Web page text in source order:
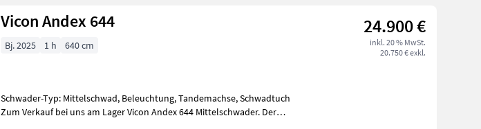
Vicon Andex 644 24.900 €
inkl. 20 % MwSt.
20.750 € exkl.
Bj. 2025 1 h 640 cm
Schwader-Typ: Mittelschwad, Beleuchtung, Tandemachse, Schwadtuch
Zum Verkauf bei uns am Lager Vicon Andex 644 Mittelschwader. Der